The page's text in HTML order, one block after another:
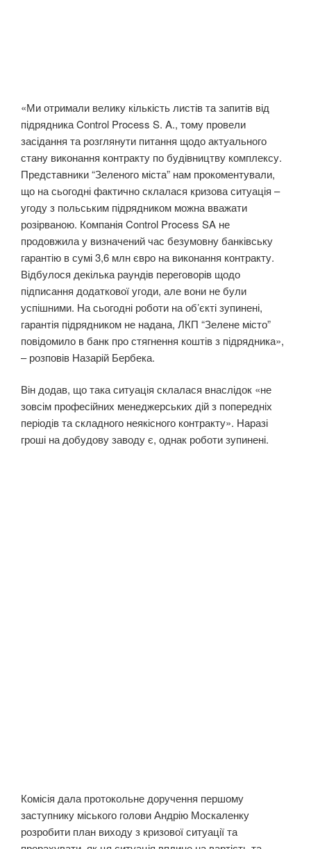
«Ми отримали велику кількість листів та запитів від
підрядника Control Process S. A., тому провели
засідання та розглянути питання щодо актуального
стану виконання контракту по будівництву комплексу.
Представники “Зеленого міста” нам прокоментували,
що на сьогодні фактично склалася кризова ситуація –
угоду з польським підрядником можна вважати
розірваною. Компанія Control Process SA не
продовжила у визначений час безумовну банківську
гарантію в сумі 3,6 млн євро на виконання контракту.
Відбулося декілька раундів переговорів щодо
підписання додаткової угоди, але вони не були
успішними. На сьогодні роботи на об’єкті зупинені,
гарантія підрядником не надана, ЛКП “Зелене місто”
повідомило в банк про стягнення коштів з підрядника»,
– розповів Назарій Бербека.
Він додав, що така ситуація склалася внаслідок «не
зовсім професійних менеджерських дій з попередніх
періодів та складного неякісного контракту». Наразі
гроші на добудову заводу є, однак роботи зупинені.
Комісія дала протокольне доручення першому
заступнику міського голови Андрію Москаленку
розробити план виходу з кризової ситуації та